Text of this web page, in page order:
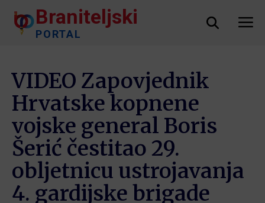
Braniteljski
PORTAL
VIDEO Zapovjednik
Hrvatske kopnene
vojske general Boris
Šerić čestitao 29.
obljetnicu ustrojavanja
4. gardijske brigade